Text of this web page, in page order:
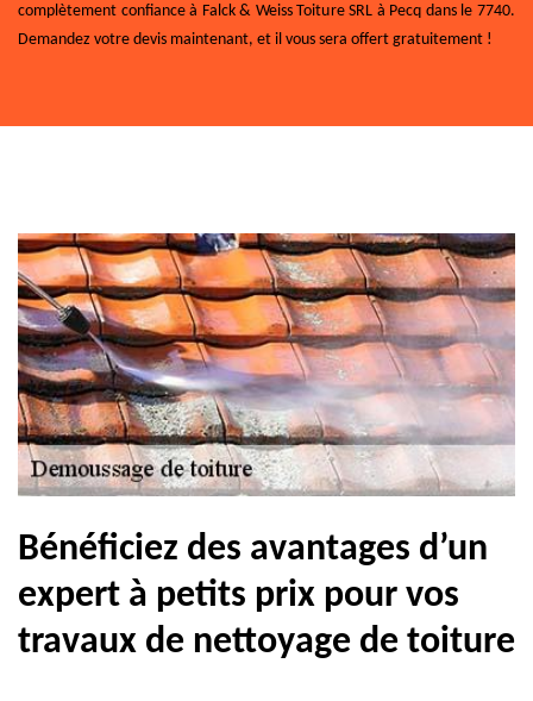
complètement confiance à Falck & Weiss Toiture SRL à Pecq dans le 7740.
Demandez votre devis maintenant, et il vous sera offert gratuitement !
Bénéficiez des avantages d’un
expert à petits prix pour vos
travaux de nettoyage de toiture